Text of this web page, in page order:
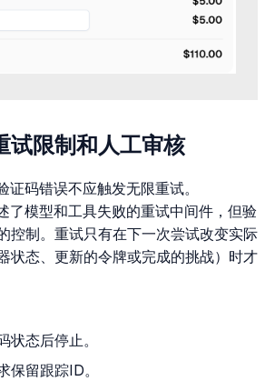
试限制和人工审核
码错误不应触发无限重试。
了模型和工具失败的重试中间件，但验
控制。重试只有在下一次尝试改变实际
状态、更新的令牌或完成的挑战）时才
状态后停止。
保留跟踪ID。